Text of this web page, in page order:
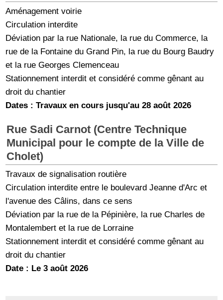
Aménagement voirie
Circulation interdite
Déviation par la rue Nationale, la rue du Commerce, la
rue de la Fontaine du Grand Pin, la rue du Bourg Baudry
et la rue Georges Clemenceau
Stationnement interdit et considéré comme gênant au
droit du chantier
Dates : Travaux en cours jusqu'au 28 août 2026
Rue Sadi Carnot (Centre Technique
Municipal pour le compte de la Ville de
Cholet)
Travaux de signalisation routière
Circulation interdite entre le boulevard Jeanne d'Arc et
l'avenue des Câlins, dans ce sens
Déviation par la rue de la Pépinière, la rue Charles de
Montalembert et la rue de Lorraine
Stationnement interdit et considéré comme gênant au
droit du chantier
Date : Le 3 août 2026